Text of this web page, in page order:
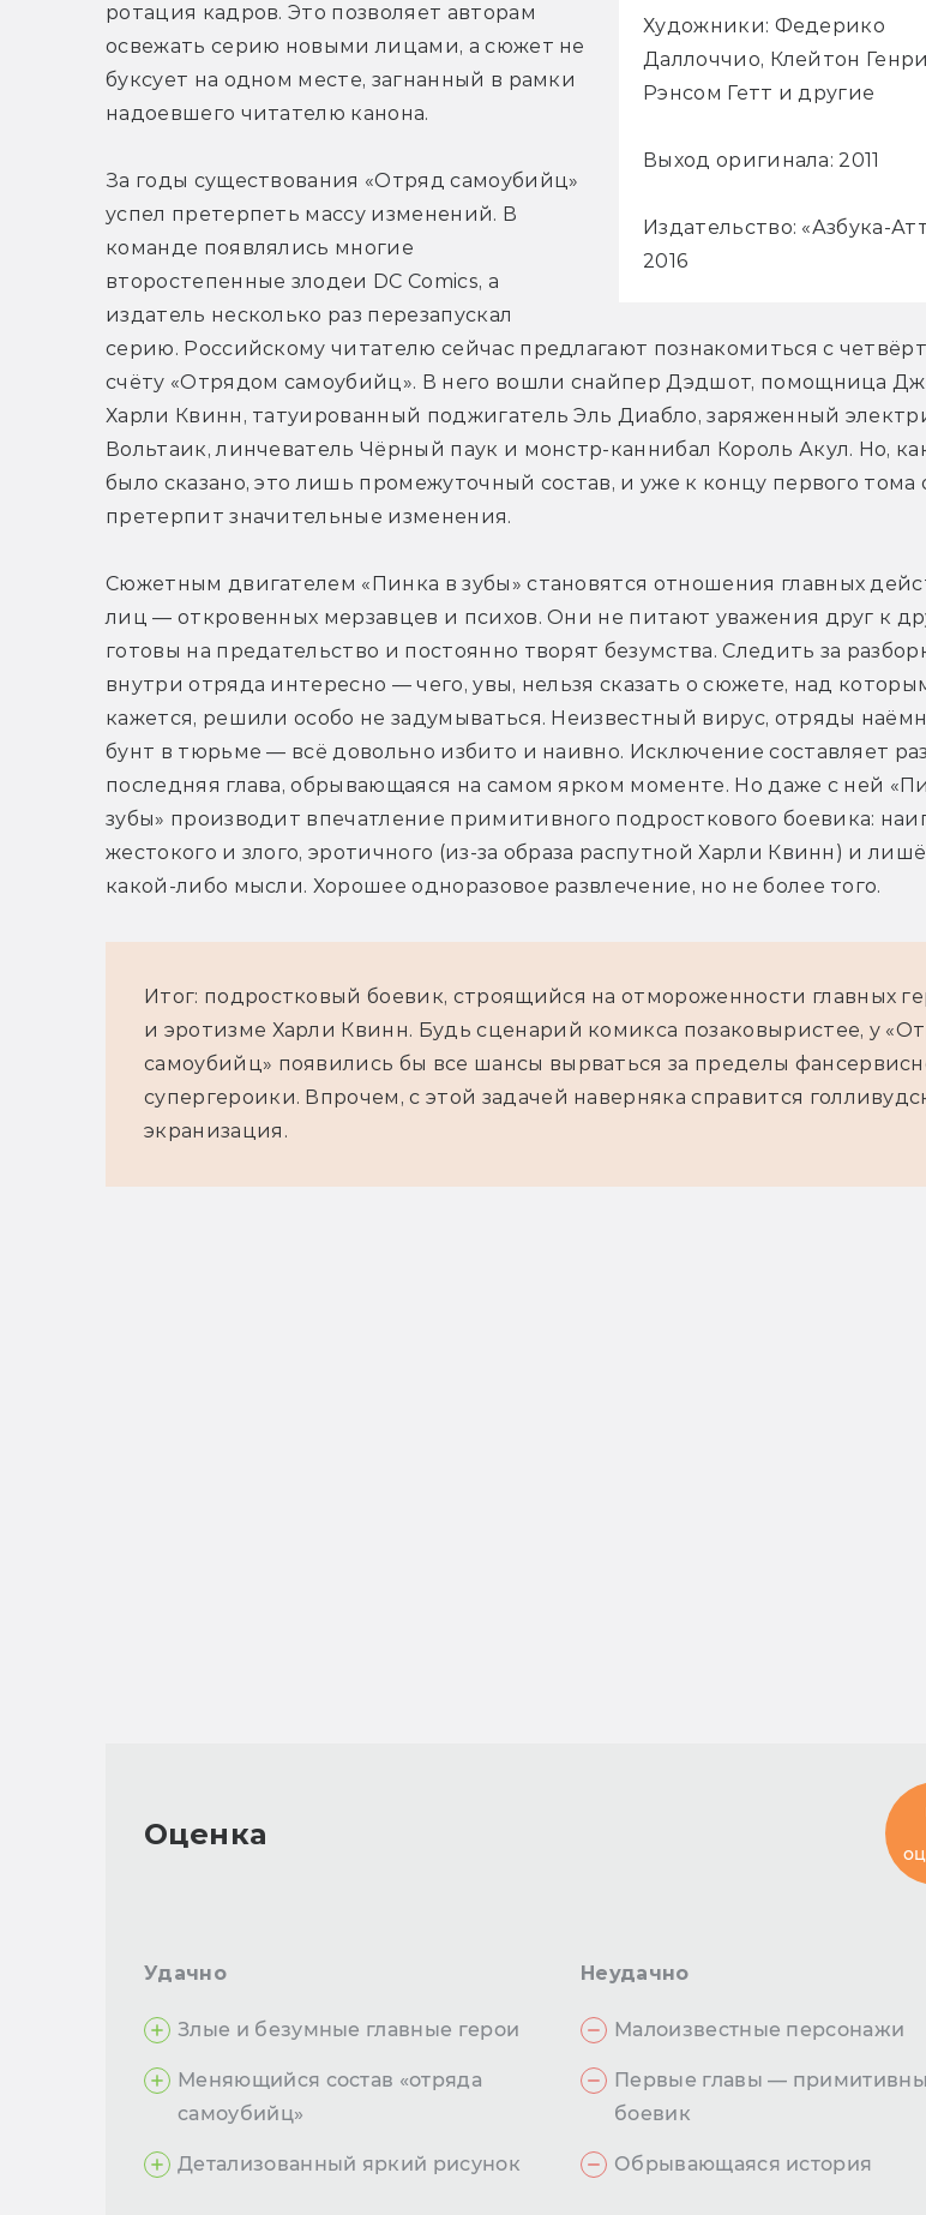
Художники: Федерико
Даллоччио, Клейтон
Рэнсом Гетт и другие
Выход оригинала: 2011
Издательство: «Азбука-
2016
ротация кадров. Это позволяет авторам
освежать серию новыми лицами, а сюжет не
буксует на одном месте, загнанный в рамки
надоевшего читателю канона.
За годы существования «Отряд самоубийц»
успел претерпеть массу изменений. В
команде появлялись многие
второстепенные злодеи DC Comics, а
издатель несколько раз перезапускал
серию. Российскому читателю сейчас предлагают познакомиться с
счёту «Отрядом самоубийц». В него вошли снайпер Дэдшот, помощница
Харли Квинн, татуированный поджигатель Эль Диабло, заряженный
Вольтаик, линчеватель Чёрный паук и монстр-каннибал Король Акул. Но,
было сказано, это лишь промежуточный состав, и уже к концу первого тома
претерпит значительные изменения.
Сюжетным двигателем «Пинка в зубы» становятся отношения главных
лиц — откровенных мерзавцев и психов. Они не питают уважения друг к
готовы на предательство и постоянно творят безумства. Следить за
внутри отряда интересно — чего, увы, нельзя сказать о сюжете, над
кажется, решили особо не задумываться. Неизвестный вирус, отряды
бунт в тюрьме — всё довольно избито и наивно. Исключение составляет
последняя глава, обрывающаяся на самом ярком моменте. Но даже с ней
зубы» производит впечатление примитивного подросткового боевика:
жестокого и злого, эротичного (из-за образа распутной Харли Квинн) и
какой-либо мысли. Хорошее одноразовое развлечение, но не более того.
Итог: подростковый боевик, строящийся на отмороженности главных
и эротизме Харли Квинн. Будь сценарий комикса позаковыристее, у
самоубийц» появились бы все шансы вырваться за пределы
супергероики. Впрочем, с этой задачей наверняка справится
экранизация.
Оценка
Удачно
Злые и безумные главные герои
Меняющийся состав «отряда
самоубийц»
Детализованный яркий рисунок
Неудачно
Малоизвестные персонажи
Первые главы —
боевик
Обрывающаяся история